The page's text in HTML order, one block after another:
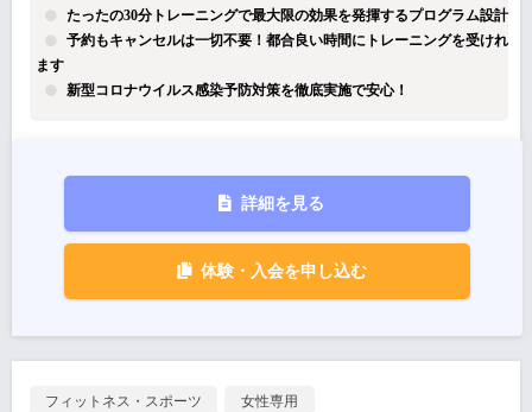
たったの30分トレーニングで最大限の効果を発揮するプログラム設計
予約もキャンセルは一切不要！都合良い時間にトレーニングを受けれ
ます
新型コロナウイルス感染予防対策を徹底実施で安心！
詳細を見る
体験・入会を申し込む
フィットネス・スポーツ 女性専用